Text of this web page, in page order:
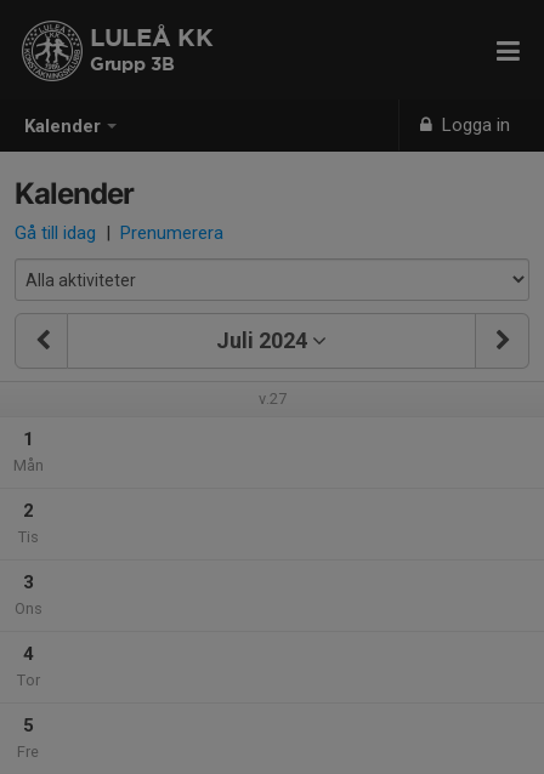
Kalender Logga in
LULEÅ KK
Grupp 3B
Kalender
Gå till idag | Prenumerera
Juli 2024
v.27
1
Mån
2
Tis
3
Ons
4
Tor
5
Fre